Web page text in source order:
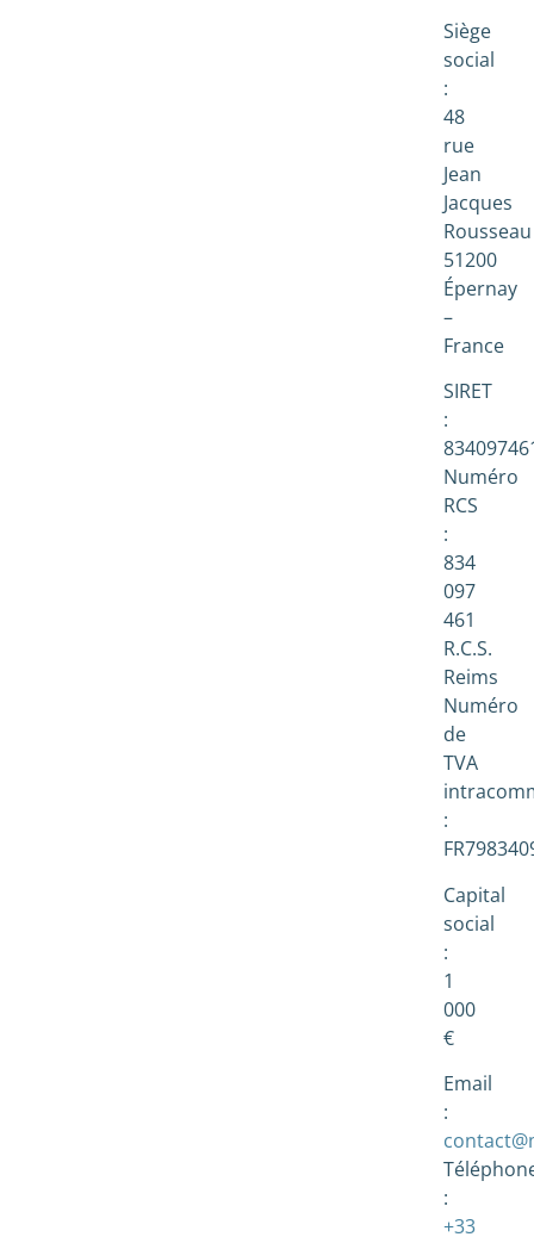
Siège
social
:
48
rue
Jean
Jacques
Rousseau
51200
Épernay
–
France
SIRET
:
Numéro
RCS
:
834
097
461
R.C.S.
Reims
Numéro
de
TVA
:
Capital
social
:
1
000
€
Email
:
:
+33